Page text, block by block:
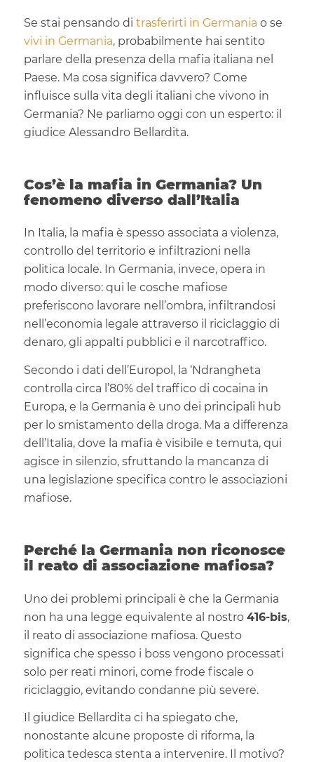
Se stai pensando di trasferirti in Germania o se
vivi in Germania, probabilmente hai sentito
parlare della presenza della mafia italiana nel
Paese. Ma cosa significa davvero? Come
influisce sulla vita degli italiani che vivono in
Germania? Ne parliamo oggi con un esperto: il
giudice Alessandro Bellardita.
Cos’è la mafia in Germania? Un
fenomeno diverso dall’Italia
In Italia, la mafia è spesso associata a violenza,
controllo del territorio e infiltrazioni nella
politica locale. In Germania, invece, opera in
modo diverso: qui le cosche mafiose
preferiscono lavorare nell’ombra, infiltrandosi
nell’economia legale attraverso il riciclaggio di
denaro, gli appalti pubblici e il narcotraffico.
Secondo i dati dell’Europol, la ‘Ndrangheta
controlla circa l’80% del traffico di cocaina in
Europa, e la Germania è uno dei principali hub
per lo smistamento della droga. Ma a differenza
dell’Italia, dove la mafia è visibile e temuta, qui
agisce in silenzio, sfruttando la mancanza di
una legislazione specifica contro le associazioni
mafiose.
Perché la Germania non riconosce
il reato di associazione mafiosa?
Uno dei problemi principali è che la Germania
non ha una legge equivalente al nostro 416-bis,
il reato di associazione mafiosa. Questo
significa che spesso i boss vengono processati
solo per reati minori, come frode fiscale o
riciclaggio, evitando condanne più severe.
Il giudice Bellardita ci ha spiegato che,
nonostante alcune proposte di riforma, la
politica tedesca stenta a intervenire. Il motivo?